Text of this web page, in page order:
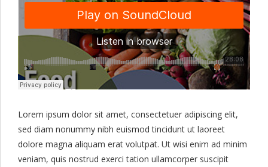
Lorem ipsum dolor sit amet, consectetuer adipiscing elit,
sed diam nonummy nibh euismod tincidunt ut laoreet
dolore magna aliquam erat volutpat. Ut wisi enim ad minim
veniam, quis nostrud exerci tation ullamcorper suscipit